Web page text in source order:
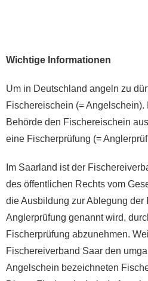
Wichtige Informationen
Um in Deutschland angeln zu
Fischereischein (=
Behörde den Fischereischein
eine Fischerprüfung (=
Im Saarland ist der
des öffentlichen Rechts vom
die Ausbildung zur Ablegung der
Anglerprüfung genannt wird,
Fischerprüfung abzunehmen.
Fischereiverband Saar den
Angelschein bezeichneten